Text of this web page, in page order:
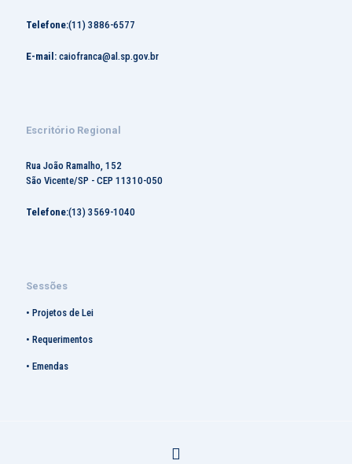
Telefone:(11) 3886-6577
E-mail: caiofranca@al.sp.gov.br
Escritório Regional
Rua João Ramalho, 152
São Vicente/SP - CEP 11310-050
Telefone:(13) 3569-1040
Sessões
• Projetos de Lei
• Requerimentos
• Emendas